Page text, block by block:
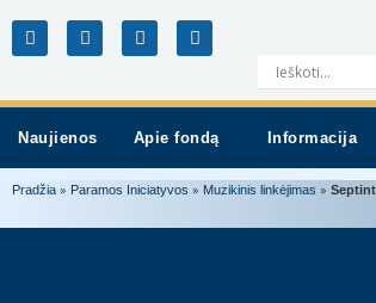
Naujienos Apie fondą Informacija
Pradžia » Paramos Iniciatyvos » Muzikinis linkėjimas »